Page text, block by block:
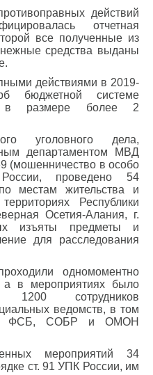
действий
отчетная
все полученные из
средства выданы
действиями в 2019-
бюджетной системе
в размере более 2
уголовного дела,
департаментом МВД
(мошенничество в особо
проведено 54
местам жительства и
Республики
Осетия-Алания, г.
изъяты предметы и
для расследования
одномоментно
в мероприятиях было
1200 сотрудников
ведомств, в том
ФСБ, СОБР и ОМОН
мероприятий 34
ст. 91 УПК России, им